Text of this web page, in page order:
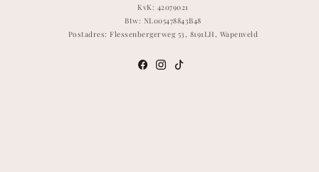
KvK: 42079021
Btw: NL005478843B48
Postadres: Flessenbergerweg 53, 8191LH, Wapenveld
MetaInstagram
TikTok